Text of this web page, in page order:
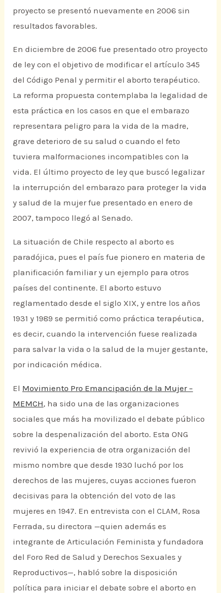
proyecto se presentó nuevamente en 2006 sin
resultados favorables.
En diciembre de 2006 fue presentado otro proyecto
de ley con el objetivo de modificar el artículo 345
del Código Penal y permitir el aborto terapéutico.
La reforma propuesta contemplaba la legalidad de
esta práctica en los casos en que el embarazo
representara peligro para la vida de la madre,
grave deterioro de su salud o cuando el feto
tuviera malformaciones incompatibles con la
vida. El último proyecto de ley que buscó legalizar
la interrupción del embarazo para proteger la vida
y salud de la mujer fue presentado en enero de
2007, tampoco llegó al Senado.
La situación de Chile respecto al aborto es
paradójica, pues el país fue pionero en materia de
planificación familiar y un ejemplo para otros
países del continente. El aborto estuvo
reglamentado desde el siglo XIX, y entre los años
1931 y 1989 se permitió como práctica terapéutica,
es decir, cuando la intervención fuese realizada
para salvar la vida o la salud de la mujer gestante,
por indicación médica.
El Movimiento Pro Emancipación de la Mujer –
MEMCH, ha sido una de las organizaciones
sociales que más ha movilizado el debate público
sobre la despenalización del aborto. Esta ONG
revivió la experiencia de otra organización del
mismo nombre que desde 1930 luchó por los
derechos de las mujeres, cuyas acciones fueron
decisivas para la obtención del voto de las
mujeres en 1947. En entrevista con el CLAM, Rosa
Ferrada, su directora —quien además es
integrante de Articulación Feminista y fundadora
del Foro Red de Salud y Derechos Sexuales y
Reproductivos—, habló sobre la disposición
política para iniciar el debate sobre el aborto en